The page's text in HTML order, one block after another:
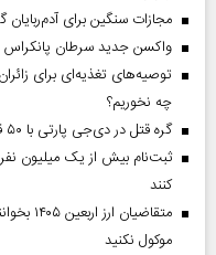
مجازات سنگین برای
واکسن جدید سرطان
چه نخوریم؟
گره قتل در دی‌جی پارتی با ۵۰ قسم باز می‌شود
ثبت‌نام بیش از یک میلیون
کنند
موکول نکنید